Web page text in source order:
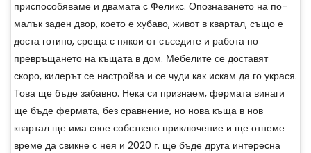
приспособяваме и двамата с Феликс. Опознаването на по-
малък заден двор, което е хубаво, живот в квартал, също е
доста готино, среща с някои от съседите и работа по
превръщането на къщата в дом. Мебелите се доставят
скоро, килерът се настройва и се чуди как искам да го украся.
Това ще бъде забавно. Нека си признаем, фермата винаги
ще бъде фермата, без сравнение, но нова къща в нов
квартал ще има свое собствено приключение и ще отнеме
време да свикне с нея и 2020 г. ще бъде друга интересна